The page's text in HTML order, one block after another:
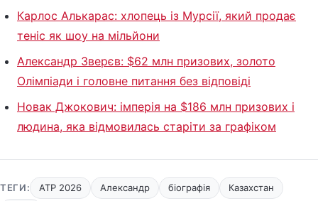
Карлос Алькарас: хлопець із Мурсії, який продає
теніс як шоу на мільйони
Александр Зверєв: $62 млн призових, золото
Олімпіади і головне питання без відповіді
Новак Джокович: імперія на $186 млн призових і
людина, яка відмовилась старіти за графіком
ТЕГИ: ATP 2026 Александр біографія
Казахстан